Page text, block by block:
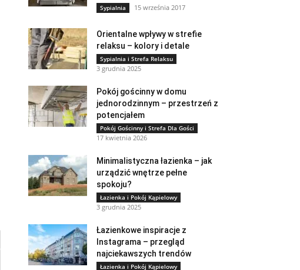
Sypialnia 15 września 2017
Orientalne wpływy w strefie
relaksu – kolory i detale
Sypialnia i Strefa Relaksu
3 grudnia 2025
Pokój gościnny w domu
jednorodzinnym – przestrzeń z
potencjałem
Pokój Gościnny i Strefa Dla Gości
17 kwietnia 2026
Minimalistyczna łazienka – jak
urządzić wnętrze pełne
spokoju?
Łazienka i Pokój Kąpielowy
3 grudnia 2025
Łazienkowe inspiracje z
Instagrama – przegląd
najciekawszych trendów
Łazienka i Pokój Kąpielowy